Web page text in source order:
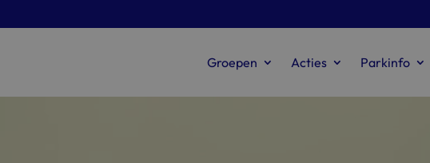
Groepen Acties Parkinfo